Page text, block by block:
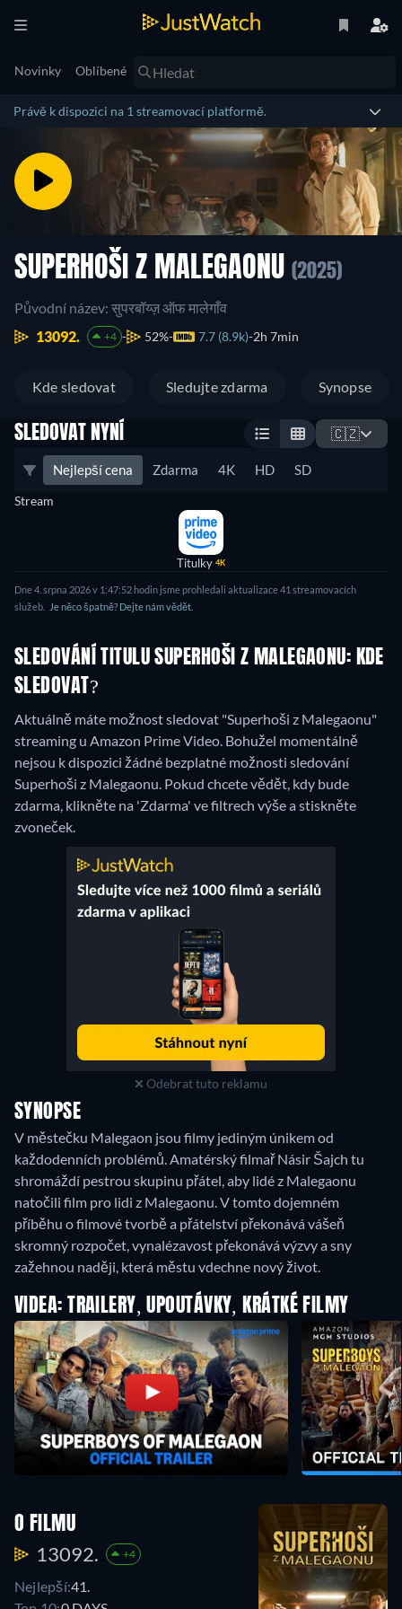
Novinky Oblíbené
Právě k dispozici na 1 streamovací platformě.
SUPERHOŠI Z MALEGAONU (2025)
Původní název: सुपरबॉय्ज़ ऑफ मालेगाँव
13092.
+4 52% 7.7 (8.9k) 2h 7min
Kde sledovat Sledujte zdarma Synopse
SLEDOVAT NYNÍ 🇨🇿
Nejlepší cena Zdarma 4K HD SD
Stream
Titulky 4K
Dne 4. srpna 2026 v 1:47:52 hodin jsme prohledali aktualizace 41 streamovacích
služeb.
Je něco špatně? Dejte nám vědět.
SLEDOVÁNÍ TITULU SUPERHOŠI Z MALEGAONU: KDE
SLEDOVAT?
Aktuálně máte možnost sledovat "Superhoši z Malegaonu"
streaming u Amazon Prime Video. Bohužel momentálně
nejsou k dispozici žádné bezplatné možnosti sledování
Superhoši z Malegaonu. Pokud chcete vědět, kdy bude
zdarma, klikněte na 'Zdarma' ve filtrech výše a stiskněte
zvoneček.
Odebrat tuto reklamu
SYNOPSE
V městečku Malegaon jsou filmy jediným únikem od
každodenních problémů. Amatérský filmař Násir Šajch tu
shromáždí pestrou skupinu přátel, aby lidé z Malegaonu
natočili film pro lidi z Malegaonu. V tomto dojemném
příběhu o filmové tvorbě a přátelství překonává vášeň
skromný rozpočet, vynalézavost překonává výzvy a sny
zažehnou naději, která městu vdechne nový život.
VIDEA: TRAILERY, UPOUTÁVKY, KRÁTKÉ FILMY
O FILMU
13092. +4
Nejlepší:41.